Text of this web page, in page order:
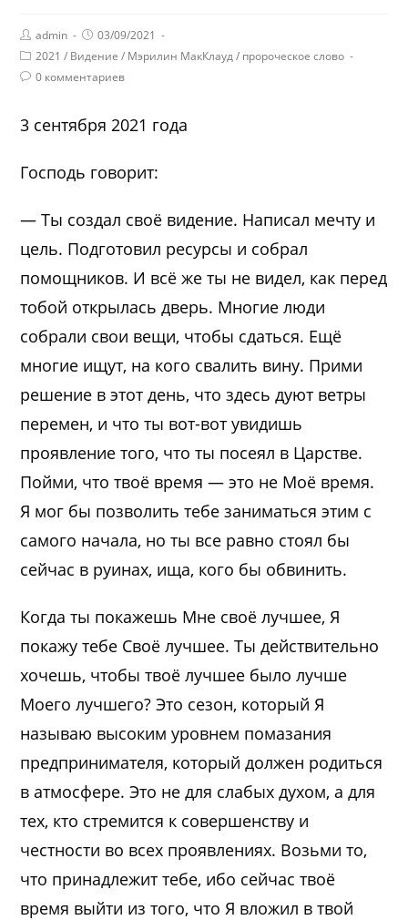
admin
03/09/2021
2021 / Видение / Мэрилин МакКлауд / пророческое слово
0 комментариев
3 сентября 2021 года
Господь говорит:
— Ты создал своё видение. Написал мечту и
цель. Подготовил ресурсы и собрал
помощников. И всё же ты не видел, как перед
тобой открылась дверь. Многие люди
собрали свои вещи, чтобы сдаться. Ещё
многие ищут, на кого свалить вину. Прими
решение в этот день, что здесь дуют ветры
перемен, и что ты вот-вот увидишь
проявление того, что ты посеял в Царстве.
Пойми, что твоё время — это не Моё время.
Я мог бы позволить тебе заниматься этим с
самого начала, но ты все равно стоял бы
сейчас в руинах, ища, кого бы обвинить.
Когда ты покажешь Мне своё лучшее, Я
покажу тебе Своё лучшее. Ты действительно
хочешь, чтобы твоё лучшее было лучше
Моего лучшего? Это сезон, который Я
называю высоким уровнем помазания
предпринимателя, который должен родиться
в атмосфере. Это не для слабых духом, а для
тех, кто стремится к совершенству и
честности во всех проявлениях. Возьми то,
что принадлежит тебе, ибо сейчас твоё
время выйти из того, что Я вложил в твой